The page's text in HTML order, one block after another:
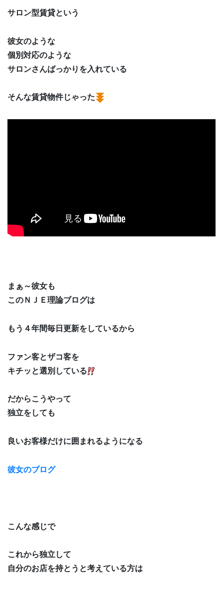
サロン型賃貸という
彼女のような
個別対応のような
サロンさんばっかりを入れている
そんな賃貸物件じゃった
まぁ～彼女も
このＮＪＥ理論ブログは
もう４年間毎日更新をしているから
ファン客とザコ客を
キチッと選別している
だからこうやって
独立をしても
良いお客様だけに囲まれるようになる
彼女のブログ
こんな感じで
これから独立して
自分のお店を持とうと考えている方は